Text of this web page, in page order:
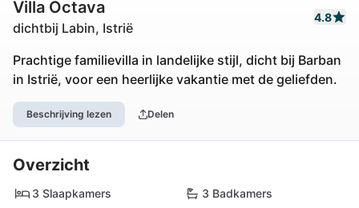
Villa Octava
dichtbij Labin, Istrië
4.8
Prachtige familievilla in landelijke stijl, dicht bij Barban
in Istrië, voor een heerlijke vakantie met de geliefden.
Beschrijving lezen Delen
Overzicht
3 Slaapkamers
3 Badkamers